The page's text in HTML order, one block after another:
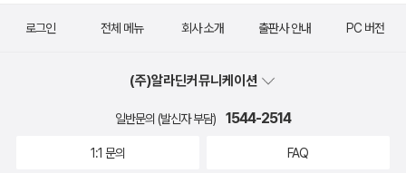
로그인 전체 메뉴 회사 소개 출판사 안내 PC 버전
(주)알라딘커뮤니케이션
일반문의 (발신자 부담) 1544-2514
1:1 문의 FAQ